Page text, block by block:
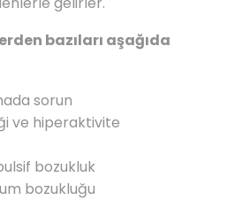
bazıları aşağıda
sorun
ve hiperaktivite
bozukluk
bozukluğu